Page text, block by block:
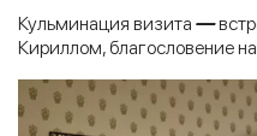
Кульминация визита —
Кириллом, благословение на